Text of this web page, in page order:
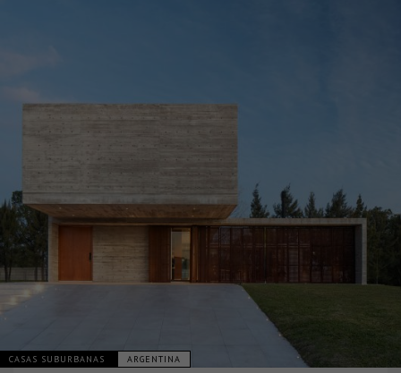
CASAS SUBURBANAS ARGENTINA